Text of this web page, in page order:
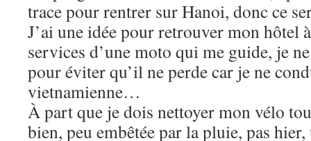
trace pour rentrer sur Hanoi, donc ce
J’ai une idée pour retrouver mon hôtel
services d’une moto qui me guide, je
pour éviter qu’il ne perde car je ne
vietnamienne…
À part que je dois nettoyer mon vélo
bien, peu embêtée par la pluie, pas